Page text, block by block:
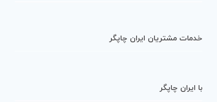
خدمات مشتریان ایران چاپگر
با ایران چاپگر